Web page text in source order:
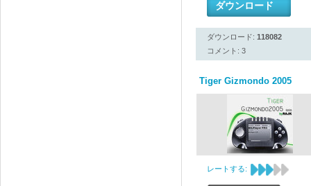
ダウンロード
ダウンロード: 118082
コメント: 3
Tiger Gizmondo 2005
レートする: